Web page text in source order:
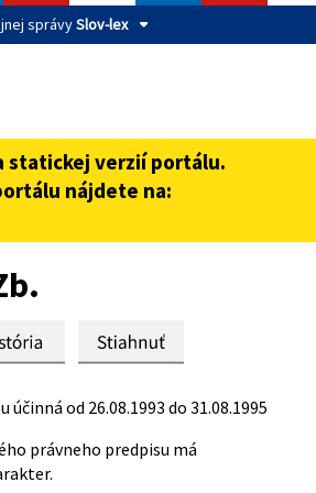
správySlov-lex
stránku verejnej správy SR.
začína https:// pred názvom
statickej verzií portálu.
nájdete na:
účinná od 26.08.1993 do 31.08.1995
právneho predpisu má